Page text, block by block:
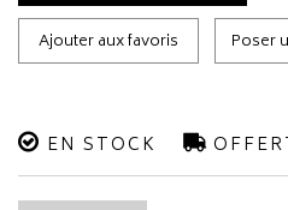
Ajouter aux favoris Poser
EN STOCK